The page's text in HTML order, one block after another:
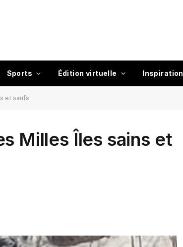
Sports Édition virtuelle Inspiration
et saufs
Milles Îles sains et